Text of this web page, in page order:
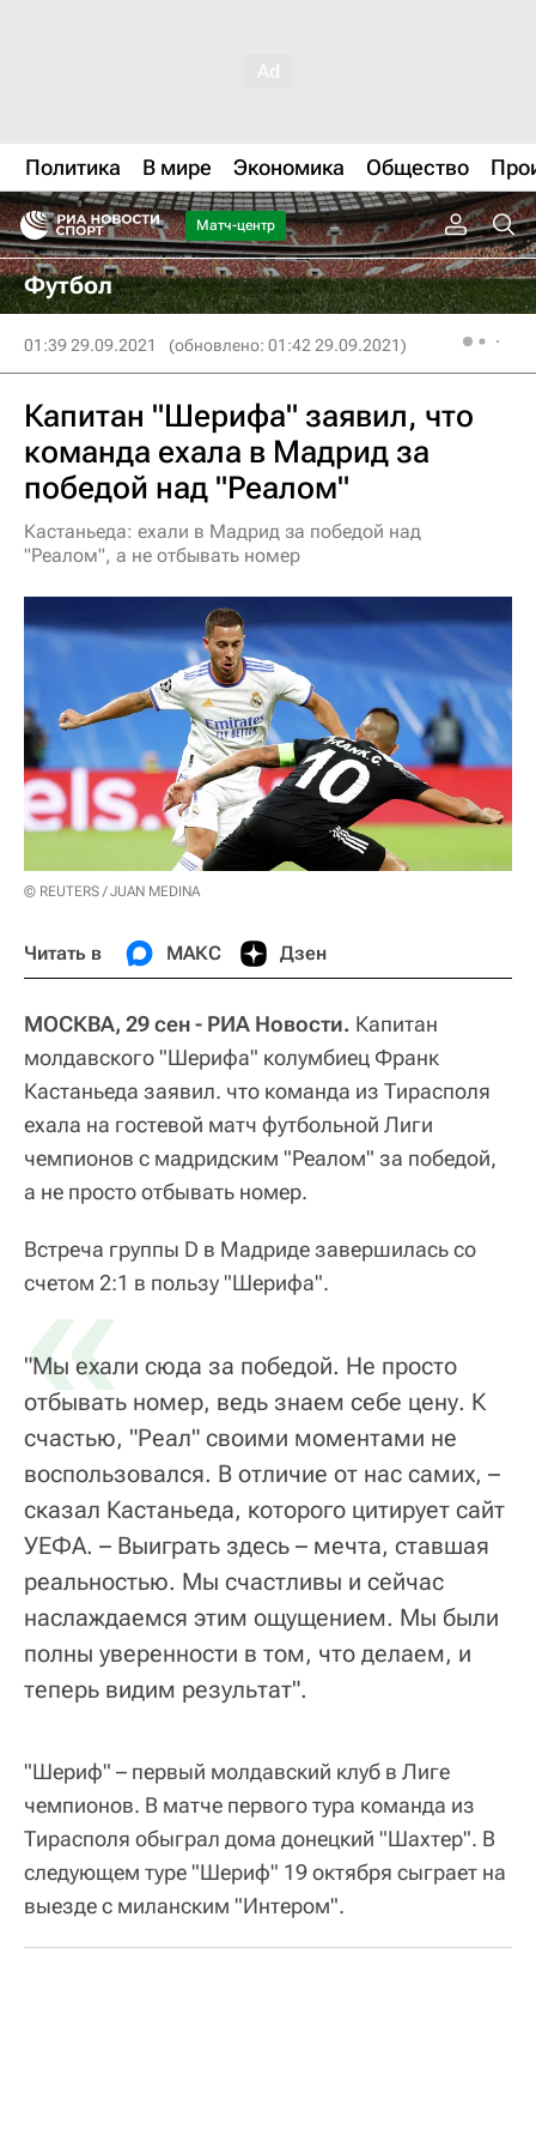
Политика В мире Экономика Общество
Матч-центр
Футбол
01:39 29.09.2021 (обновлено: 01:42 29.09.2021)
Капитан "Шерифа" заявил, что
команда ехала в Мадрид за
победой над "Реалом"
Кастаньеда: ехали в Мадрид за победой над
"Реалом", а не отбывать номер
© REUTERS / JUAN MEDINA
Читать в МАКС Дзен
МОСКВА, 29 сен - РИА Новости. Капитан
молдавского "Шерифа" колумбиец Франк
Кастаньеда заявил. что команда из Тирасполя
ехала на гостевой матч футбольной Лиги
чемпионов с мадридским "Реалом" за победой,
а не просто отбывать номер.
Встреча группы D в Мадриде завершилась со
счетом 2:1 в пользу "Шерифа".
«
"Мы ехали сюда за победой. Не просто
отбывать номер, ведь знаем себе цену. К
счастью, "Реал" своими моментами не
воспользовался. В отличие от нас самих, –
сказал Кастаньеда, которого цитирует сайт
УЕФА. – Выиграть здесь – мечта, ставшая
реальностью. Мы счастливы и сейчас
наслаждаемся этим ощущением. Мы были
полны уверенности в том, что делаем, и
теперь видим результат".
"Шериф" – первый молдавский клуб в Лиге
чемпионов. В матче первого тура команда из
Тирасполя обыграл дома донецкий "Шахтер". В
следующем туре "Шериф" 19 октября сыграет на
выезде с миланским "Интером".